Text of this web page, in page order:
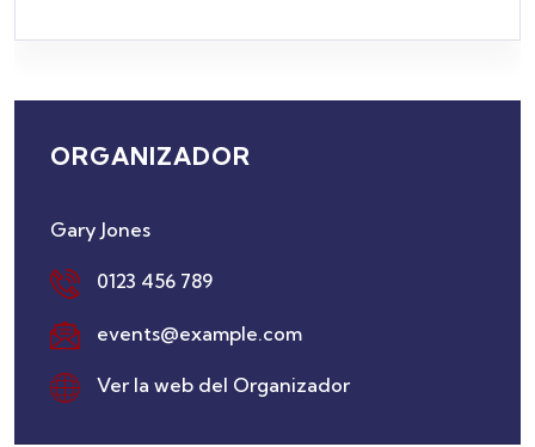
ORGANIZADOR
Gary Jones
0123 456 789
events@example.com
Ver la web del Organizador